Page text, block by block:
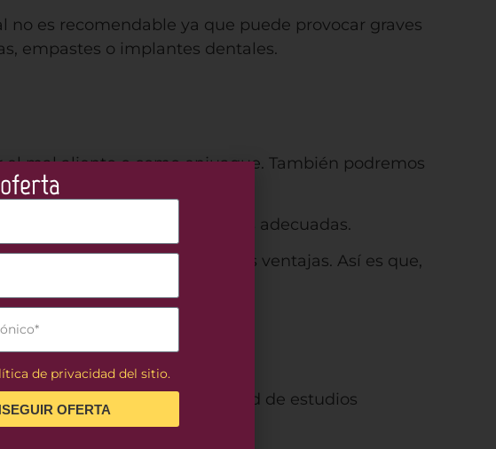
es recomendable ya que puede provocar graves
empastes o implantes dentales.
mal aliento o como enjuague. También podremos
cuente con las propiedades adecuadas.
son mayores que las posibles ventajas. Así es que,
beneficioso, gran cantidad de estudios
de privacidad del sitio.
OFERTA